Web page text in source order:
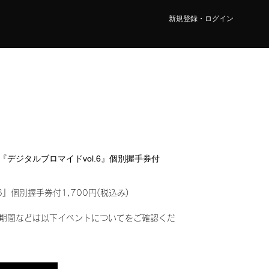
新規登録・ログイン
デジタルブロマイドvol.6』個別握手券付
』個別握手券付1,700円(税込み)
間などは以下イベントについてをご確認くだ